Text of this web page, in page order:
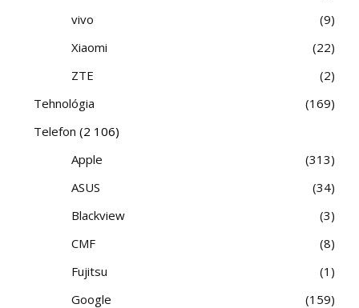
vivo
9
Xiaomi
22
ZTE
2
Tehnológia
169
Telefon (2 106)
Apple
313
ASUS
34
Blackview
3
CMF
8
Fujitsu
1
Google
159